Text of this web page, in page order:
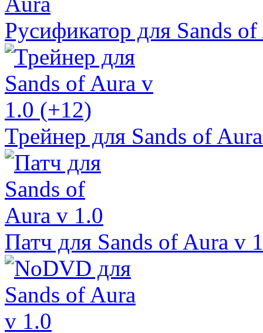
Русификатор для Sands
Трейнер для Sands of
Патч для Sands of Aura v